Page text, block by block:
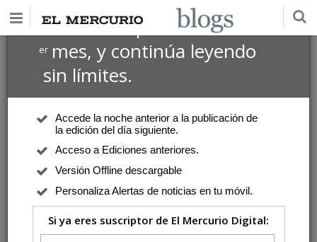
Suscríbete por $1 USD
ermes, y continúa leyendo
sin límites.
Accede la noche anterior a la publicación de
la edición del día siguiente.
Acceso a Ediciones anteriores.
Versión Offline descargable
Personaliza Alertas de noticias en tu móvil.
Si ya eres suscriptor de El Mercurio Digital: